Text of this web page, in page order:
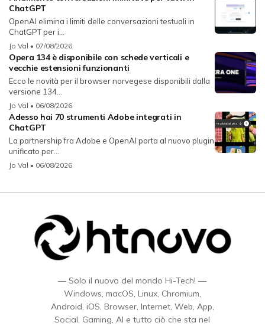
ChatGPT
OpenAI elimina i limiti delle conversazioni testuali in
ChatGPT per i...
Jo Val • 07/08/2026
Opera 134 è disponibile con schede verticali e
vecchie estensioni funzionanti
Ecco le novità per il browser norvegese disponibili dalla
versione 134...
Jo Val • 06/08/2026
Adesso hai 70 strumenti Adobe integrati in
ChatGPT
La partnership fra Adobe e OpenAI porta al nuovo plugin
unificato per...
Jo Val • 06/08/2026
— Solo il nuovo del mondo Hi-Tech! —
Windows, macOS, Linux, Chromium,
Android, iOS, Browser, Internet, Web, App,
Social, Gaming, AI e tutto ciò che sta nel